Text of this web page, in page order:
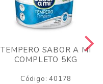
TEMPERO SABOR A MI
COMPLETO 5KG
Código: 40178